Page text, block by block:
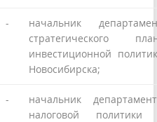
-
начальник
стратегического
инвестиционной
Новосибирска;
-
начальник
налоговой